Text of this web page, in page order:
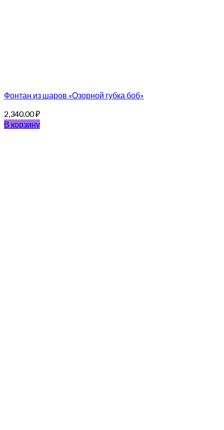
Фонтан из шаров «Озорной губка боб»
2,340.00₽
В корзину